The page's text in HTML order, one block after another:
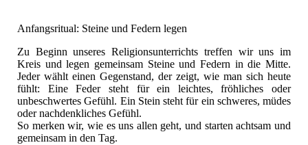
Anfangsritual: Steine und Federn legen
Zu Beginn unseres Religionsunterrichts treffen wir uns im
Kreis und legen gemeinsam Steine und Federn in die Mitte.
Jeder wählt einen Gegenstand, der zeigt, wie man sich heute
fühlt: Eine Feder steht für ein leichtes, fröhliches oder
unbeschwertes Gefühl. Ein Stein steht für ein schweres, müdes
oder nachdenkliches Gefühl.
So merken wir, wie es uns allen geht, und starten achtsam und
gemeinsam in den Tag.